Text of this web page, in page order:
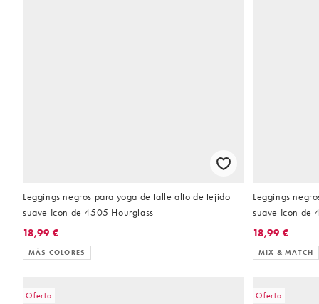
Leggings negros para yoga de talle alto de tejido
suave Icon de 4505 Hourglass
18,99 €
MÁS COLORES
Leggings
suave Icon de
18,99 €
MIX & MATCH
Oferta Oferta